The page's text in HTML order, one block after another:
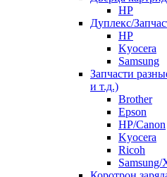
HP
Дуплекс/
HP
Kyocera
Samsung
Запчасти
и т.д.)
Brother
Epson
HP/Canon
Kyocera
Ricoh
Samsung/